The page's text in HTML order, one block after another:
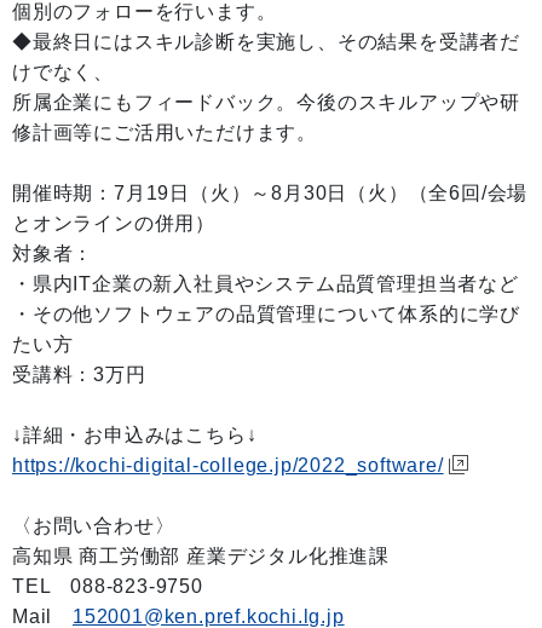
個別のフォローを行います。
◆最終日にはスキル診断を実施し、その結果を受講者だ
けでなく、
所属企業にもフィードバック。今後のスキルアップや研
修計画等にご活用いただけます。
開催時期：7月19日（火）～8月30日（火）（全6回/会場
とオンラインの併用）
対象者：
・県内IT企業の新入社員やシステム品質管理担当者など
・その他ソフトウェアの品質管理について体系的に学び
たい方
受講料：3万円
↓詳細・お申込みはこちら↓
https://kochi-digital-college.jp/2022_software/
〈お問い合わせ〉
高知県 商工労働部 産業デジタル化推進課
TEL 088-823-9750
Mail 152001@ken.pref.kochi.lg.jp